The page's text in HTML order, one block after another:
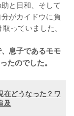
と日和、そして
がカイドウに負
っていました。
息子であるモモ
たのでした。
在どうなった？ワ
及